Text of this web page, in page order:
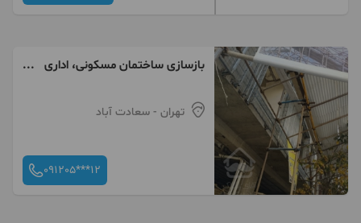
بازسازی ساختمان مسکونی، اداری
تهران - سعادت آباد
091205***12